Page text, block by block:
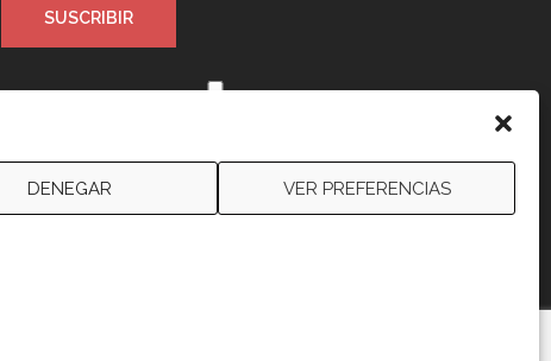
DENEGAR VER PREFERENCIAS
condiciones